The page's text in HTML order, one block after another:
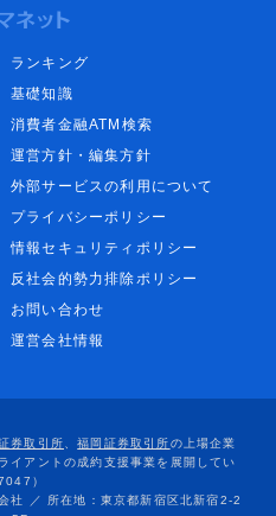
ランキング
基礎知識
消費者金融ATM検索
運営方針・編集方針
外部サービスの利用について
プライバシーポリシー
情報セキュリティポリシー
反社会的勢力排除ポリシー
お問い合わせ
運営会社情報